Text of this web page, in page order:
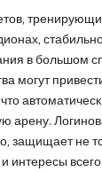
в большом
могут
арену.
защищает не
интересы